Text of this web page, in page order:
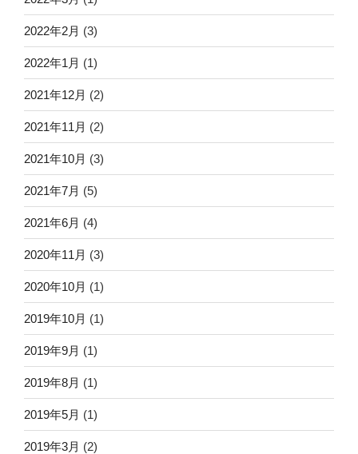
2022年2月 (3)
2022年1月 (1)
2021年12月 (2)
2021年11月 (2)
2021年10月 (3)
2021年7月 (5)
2021年6月 (4)
2020年11月 (3)
2020年10月 (1)
2019年10月 (1)
2019年9月 (1)
2019年8月 (1)
2019年5月 (1)
2019年3月 (2)